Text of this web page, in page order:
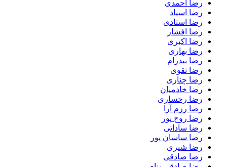
رضا احمدی
رضا اسپاد
رضا استادی
رضا افشار
رضا اکبری
رضا بهاری
رضا بیدرام
رضا تقوی
رضا چناری
رضا خادمیان
رضا رخساری
رضا رزم آرا
رضا روح پور
رضا ساداتی
رضا ساسان پور
رضا شیری
رضا صادقی